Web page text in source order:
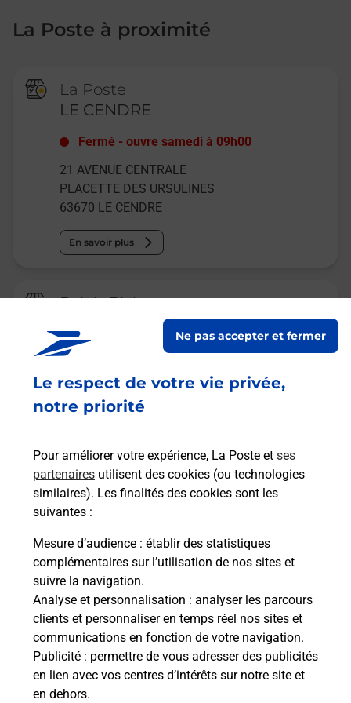
Le respect de votre vie privée,
notre priorité
Pour améliorer votre expérience, La Poste et ses
partenaires utilisent des cookies (ou technologies
similaires). Les finalités des cookies sont les
suivantes :
Mesure d’audience : établir des statistiques
complémentaires sur l’utilisation de nos sites et
suivre la navigation.
Analyse et personnalisation : analyser les parcours
clients et personnaliser en temps réel nos sites et
communications en fonction de votre navigation.
Publicité : permettre de vous adresser des publicités
en lien avec vos centres d’intérêts sur notre site et
en dehors.
Ne pas accepter et fermer
La Poste à proximité
La Poste
LE CENDRE
Fermé -ouvre samedi à 09h00
21 AVENUE CENTRALE
PLACETTE DES URSULINES
63670 LE CENDRE
En savoir plus
Relais Pickup
CONSIGNE INTERMARCHE LE
CENDRE
Fermé- ouvre samedi à
08h30
RUE JEAN MERMOZ
En savoir plus
Malin !
La Poste
en ligne
Ouvert 24h/24
En savoir plus